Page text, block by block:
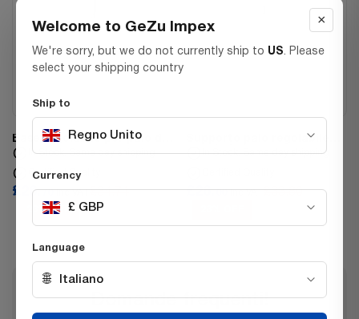
Base regolabile per palo da
cementare
In Stock, Same day shipping
Certified Quality
£26.70 Inc VAT£34.71
23% OFF
Supporto palo regolabile
In Stock, Same day shipping
£26.00 Inc VAT£33.80
Domande frequenti!
×
Welcome to GeZu Impex
We're sorry, but we do not currently ship to US . Please
select your shipping country
Ship to
Regno Unito
Currency
£ GBP
Language
🌐 Italiano